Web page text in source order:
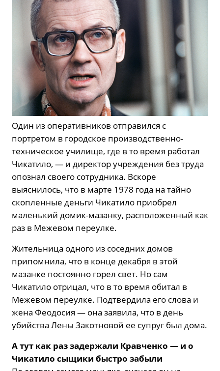
Один из оперативников отправился с
портретом в городское производственно-
техническое училище, где в то время работал
Чикатило, — и директор учреждения без труда
опознал своего сотрудника. Вскоре
выяснилось, что в марте 1978 года на тайно
скопленные деньги Чикатило приобрел
маленький домик-мазанку, расположенный как
раз в Межевом переулке.
Жительница одного из соседних домов
припомнила, что в конце декабря в этой
мазанке постоянно горел свет. Но сам
Чикатило отрицал, что в то время обитал в
Межевом переулке. Подтвердила его слова и
жена Феодосия — она заявила, что в день
убийства Лены Закотновой ее супруг был дома.
А тут как раз задержали Кравченко — и о
Чикатило сыщики быстро забыли